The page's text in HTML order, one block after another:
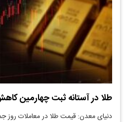
طلا در آستانه ثبت چهارمین
دنیای معدن: قیمت طلا در معاملات روز